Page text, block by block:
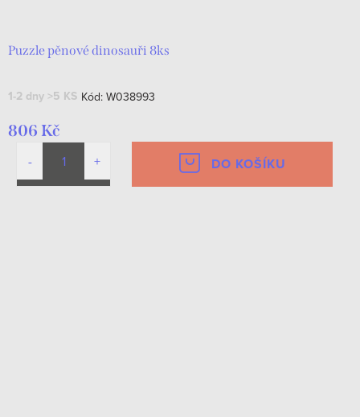
Puzzle pěnové dinosauři 8ks
1-2 dny >5 KS Kód: W038993
806 Kč
DO KOŠÍKU